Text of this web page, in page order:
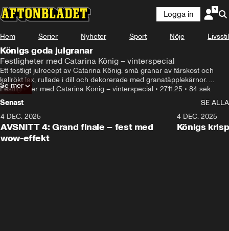
Logga in
Hem Serier Nyheter Sport Nöje Livsstil
Königs goda julgranar
Festligheter med Catarina König – vinterspecial
Ett festligt julrecept av Catarina König: små granar av färskost och
kallrökt lax, rullade i dill och dekorerade med granatäpplekärnor.
Perfekta  på julbordet eller till glöggminglet.
Festligheter med Catarina König – vinterspecial • 27.11.25 • 84 sek
Se mer
Senast
SE ALLA
4 DEC. 2025
AVSNITT 4: Grand finale – fest med
wow-effekt
4 DEC. 2025
Königs